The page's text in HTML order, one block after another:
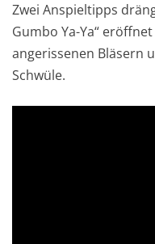
Zwei Anspieltipps
Gumbo Ya-Ya“
angerissenen Bläsern
Schwüle.